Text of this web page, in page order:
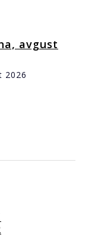
avgust
2026